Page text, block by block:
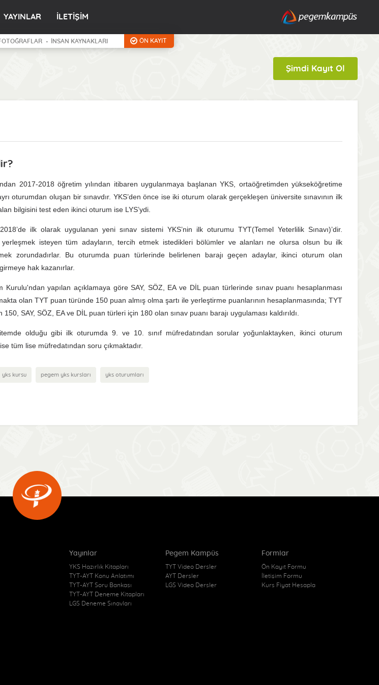
YAYINLAR İLETİŞİM
İNSAN KAYNAKLARI ÖN KAYIT
Şimdi Kayıt Ol
2017-2018 öğretim yılından itibaren uygulanmaya başlanan YKS, ortaöğretimden yükseköğretime
oturumdan oluşan bir sınavdır. YKS’den önce ise iki oturum olarak gerçekleşen üniversite sınavının ilk
bilgisini test eden ikinci oturum ise LYS’ydi.
ilk olarak uygulanan yeni sınav sistemi YKS’nin ilk oturumu TYT(Temel Yeterlilik Sınavı)’dir.
yerleşmek isteyen tüm adayların, tercih etmek istedikleri bölümler ve alanları ne olursa olsun bu ilk
zorundadırlar. Bu oturumda puan türlerinde belirlenen barajı geçen adaylar, ikinci oturum olan
hak kazanırlar.
Kurulu'ndan yapılan açıklamaya göre SAY, SÖZ, EA ve DİL puan türlerinde sınav puanı hesaplanması
olan TYT puan türünde 150 puan almış olma şartı ile yerleştirme puanlarının hesaplanmasında; TYT
150, SAY, SÖZ, EA ve DİL puan türleri için 180 olan sınav puanı barajı uygulaması kaldırıldı.
olduğu gibi ilk oturumda 9. ve 10. sınıf müfredatından sorular yoğunlaktayken, ikinci oturum
tüm lise müfredatından soru çıkmaktadır.
yks kursu pegem yks kursları yks oturumları
Yayınlar
YKS Hazırlık Kitapları
TYT-AYT Konu Anlatımı
TYT-AYT Soru Bankası
TYT-AYT Deneme Kitapları
LGS Deneme Sınavları
Pegem Kampüs
TYT Video Dersler
AYT Dersler
LGS Video Dersler
Formlar
Ön Kayıt Formu
İletişim Formu
Kurs Fiyat Hesapla